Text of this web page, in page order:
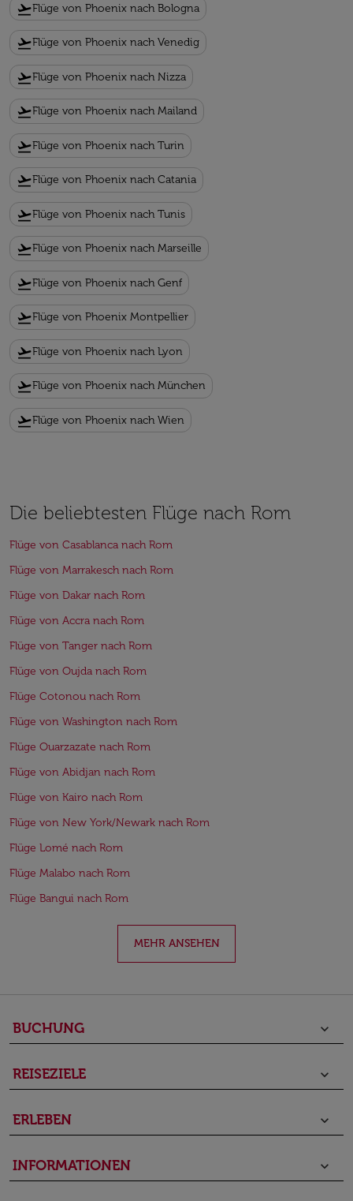
flight_takeoffFlüge von Phoenix nach Bologna
flight_takeoffFlüge von Phoenix nach Venedig
flight_takeoffFlüge von Phoenix nach Nizza
flight_takeoffFlüge von Phoenix nach Mailand
flight_takeoffFlüge von Phoenix nach Turin
flight_takeoffFlüge von Phoenix nach Catania
flight_takeoffFlüge von Phoenix nach Tunis
flight_takeoffFlüge von Phoenix nach Marseille
flight_takeoffFlüge von Phoenix nach Genf
flight_takeoffFlüge von Phoenix Montpellier
flight_takeoffFlüge von Phoenix nach Lyon
flight_takeoffFlüge von Phoenix nach München
flight_takeoffFlüge von Phoenix nach Wien
Die beliebtesten Flüge nach Rom
Flüge von Casablanca nach Rom
Flüge von Marrakesch nach Rom
Flüge von Dakar nach Rom
Flüge von Accra nach Rom
Flüge von Tanger nach Rom
Flüge von Oujda nach Rom
Flüge Cotonou nach Rom
Flüge von Washington nach Rom
Flüge Ouarzazate nach Rom
Flüge von Abidjan nach Rom
Flüge von Kairo nach Rom
Flüge von New York/Newark nach Rom
Flüge Lomé nach Rom
Flüge Malabo nach Rom
Flüge Bangui nach Rom
MEHR ANSEHEN
BUCHUNG keyboard_arrow_down
REISEZIELE keyboard_arrow_down
ERLEBEN keyboard_arrow_down
INFORMATIONEN keyboard_arrow_down